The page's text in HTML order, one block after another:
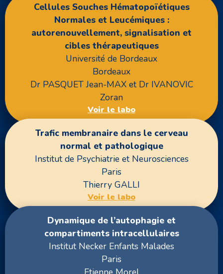
Cellules Souches Hématopoïétiques
Normales et Leucémiques :
autorenouvellement, signalisation et
cibles thérapeutiques
Université de Bordeaux
Bordeaux
Dr PASQUET Jean-MAX et Dr IVANOVIC
Zoran
Voir le labo
Trafic membranaire dans le cerveau
normal et pathologique
Institut de Psychiatrie et Neurosciences
Paris
Thierry GALLI
Voir le labo
Dynamique de l’autophagie et
compartiments intracellulaires
Institut Necker Enfants Malades
Paris